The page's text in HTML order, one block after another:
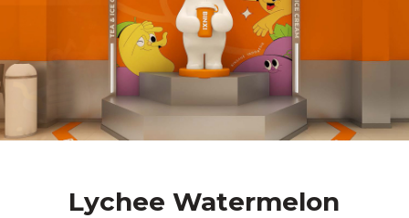
Lychee Watermelon